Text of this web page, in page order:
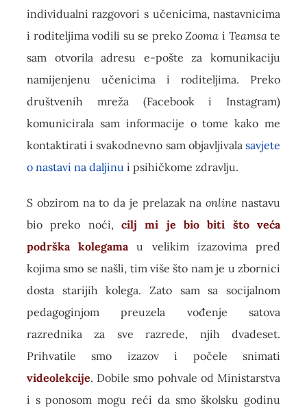
individualni razgovori s učenicima, nastavnicima
i roditeljima vodili su se prekoZooma i Teamsate
sam otvorila adresu e-pošte za komunikaciju
namijenjenu učenicima i roditeljima. Preko
društvenih mreža (Facebook i Instagram)
komunicirala sam informacije o tome kako me
kontaktirati i svakodnevno sam objavljivalasavjete
o nastavi na daljinu i psihičkome zdravlju.
S obzirom na to da je prelazak naonline nastavu
bio preko noći, cilj mi je bio biti što veća
podrška kolegamau velikim izazovima pred
kojima smo se našli, tim više što nam je u zbornici
dosta starijih kolega. Zato sam sa socijalnom
pedagoginjom preuzela vođenje satova
razrednika za sve razrede, njih dvadeset.
Prihvatile smo izazov i počele snimati
videolekcije. Dobile smo pohvale od Ministarstva
i s ponosom mogu reći da smo školsku godinu